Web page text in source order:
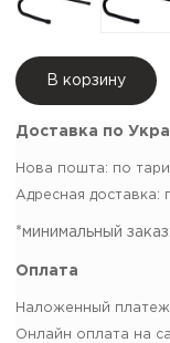
В корзину
Доставка по
Нова пошта: по
Адресная
*минимальный заказ:
Оплата
Наложенный
Онлайн оплата на